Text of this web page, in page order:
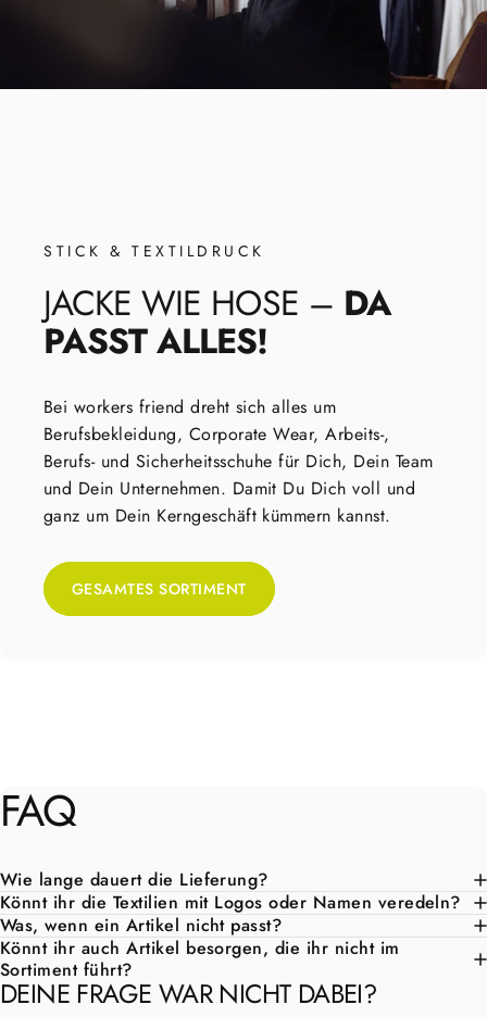
STICK & TEXTILDRUCK
JACKE WIE HOSE – DA
PASSTALLES!
Bei workers friend dreht sich alles um
Berufsbekleidung, Corporate Wear, Arbeits-,
Berufs- und Sicherheitsschuhe für Dich, Dein Team
und Dein Unternehmen. Damit Du Dich voll und
ganz um Dein Kerngeschäft kümmern kannst.
GESAMTES SORTIMENT
FAQ
Wie lange dauert die Lieferung?
Könnt ihr die Textilien mit Logos oder Namen veredeln?
Was, wenn ein Artikel nicht passt?
Könnt ihr auch Artikel besorgen, die ihr nicht im
Sortiment führt?
DEINE FRAGE WAR NICHT DABEI?